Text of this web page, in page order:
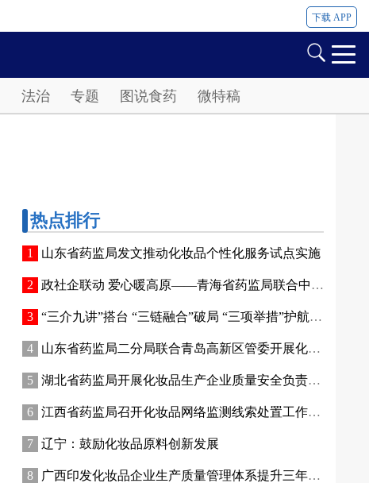
下载 APP
法治 专题 图说食药 微特稿
热点排行
山东省药监局发文推动化妆品个性化服务试点实施
政社企联动 爱心暖高原——青海省药监局联合中国香料香精化妆品工业协会开展公益捐赠活动
“三介九讲”搭台 “三链融合”破局 “三项举措”护航——青海高原特色化妆品原料产业迈出实质性步伐
山东省药监局二分局联合青岛高新区管委开展化妆品新原料注册备案赋能专题交流活动
湖北省药监局开展化妆品生产企业质量安全负责人专题培训暨现场观摩活动
江西省药监局召开化妆品网络监测线索处置工作推进会
辽宁：鼓励化妆品原料创新发展
广西印发化妆品企业生产质量管理体系提升三年行动方案